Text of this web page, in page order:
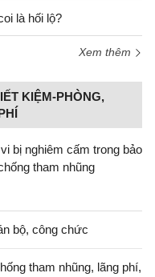
là hối lộ?
Xem thêm
KIỆM-PHÒNG,
bị nghiêm cấm trong bảo
tham nhũng
bộ, công chức
tham nhũng, lãng phí,